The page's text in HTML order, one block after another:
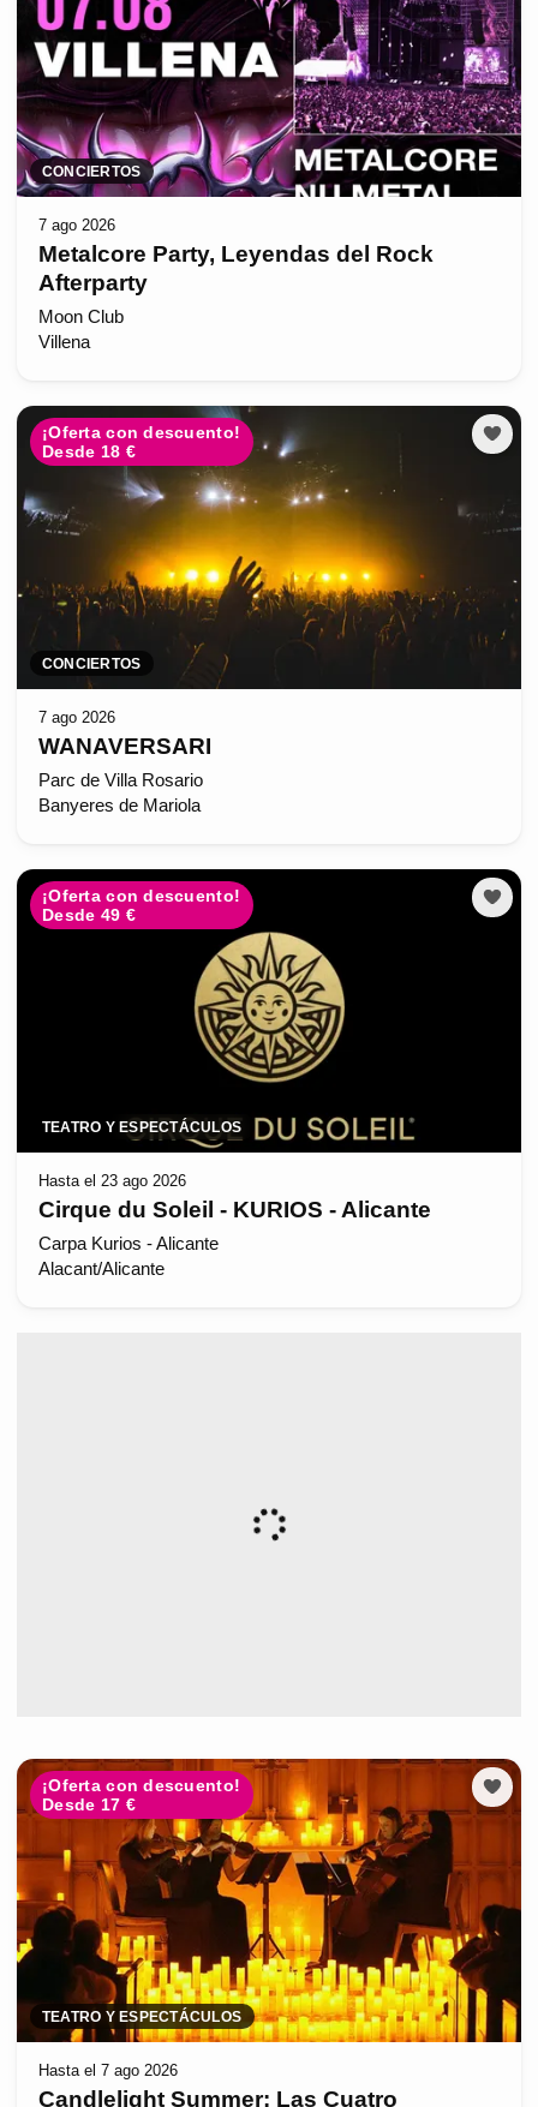
CONCIERTOS
7 ago 2026
Metalcore Party, Leyendas del Rock
Afterparty
Moon Club
Villena
¡Oferta con descuento!
Desde 18 €
CONCIERTOS
7 ago 2026
WANAVERSARI
Parc de Villa Rosario
Banyeres de Mariola
¡Oferta con descuento!
Desde 49 €
TEATRO Y ESPECTÁCULOS
Hasta el 23 ago 2026
Cirque du Soleil - KURIOS - Alicante
Carpa Kurios - Alicante
Alacant/Alicante
¡Oferta con descuento!
Desde 17 €
TEATRO Y ESPECTÁCULOS
Hasta el 7 ago 2026
Candlelight Summer: Las Cuatro